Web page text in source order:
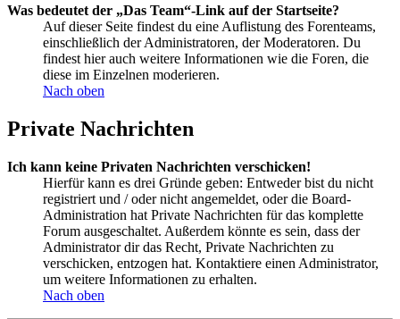
Was bedeutet der „Das Team“-Link auf der Startseite?
Auf dieser Seite findest du eine Auflistung des Forenteams,
einschließlich der Administratoren, der Moderatoren. Du
findest hier auch weitere Informationen wie die Foren, die
diese im Einzelnen moderieren.
Nach oben
Private Nachrichten
Ich kann keine Privaten Nachrichten verschicken!
Hierfür kann es drei Gründe geben: Entweder bist du nicht
registriert und / oder nicht angemeldet, oder die Board-
Administration hat Private Nachrichten für das komplette
Forum ausgeschaltet. Außerdem könnte es sein, dass der
Administrator dir das Recht, Private Nachrichten zu
verschicken, entzogen hat. Kontaktiere einen Administrator,
um weitere Informationen zu erhalten.
Nach oben